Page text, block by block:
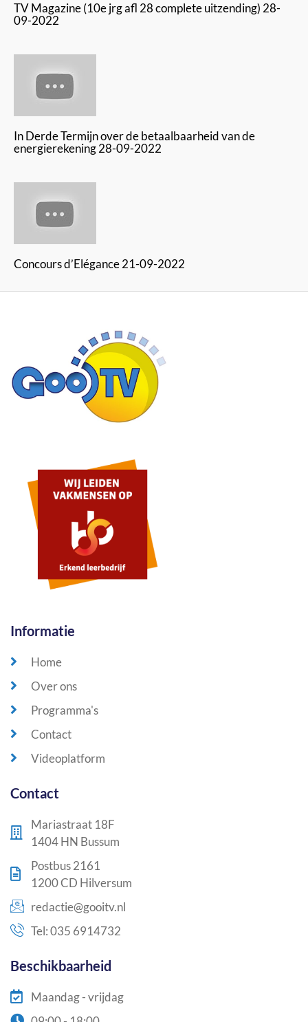
TV Magazine (10e jrg afl 28 complete uitzending) 28-
09-2022
In Derde Termijn over de betaalbaarheid van de
energierekening 28-09-2022
Concours d’Elégance 21-09-2022
Informatie
Home
Over ons
Programma's
Contact
Videoplatform
Contact
Mariastraat 18F
1404 HN Bussum
Postbus 2161
1200 CD Hilversum
redactie@gooitv.nl
Tel: 035 6914732
Beschikbaarheid
Maandag - vrijdag